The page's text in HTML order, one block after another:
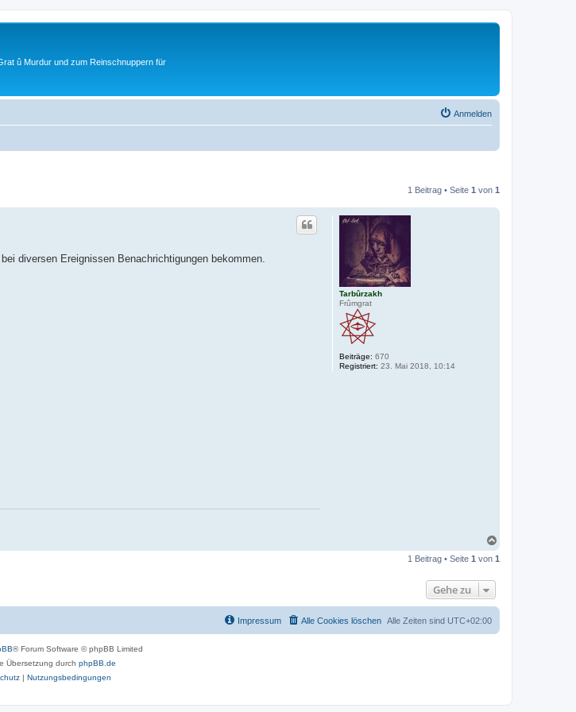
û Murdur und zum Reinschnuppern für
Anmelden
1 Beitrag • Seite 1 von 1
Tarbûrzakh
Frûmgrat
Beiträge: 670
Registriert: 23. Mai 2018, 10:14
diversen Ereignissen Benachrichtigungen bekommen.
c
1 Beitrag • Seite 1 von 1
Gehe zu
Alle Zeiten sind UTC+02:00
Alle Cookies löschen
Impressum
® Forum Software © phpBB Limited
Übersetzung durch phpBB.de
| Nutzungsbedingungen